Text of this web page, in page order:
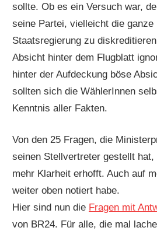
sollte. Ob es ein Versuch war,
seine Partei, vielleicht die ganze
Staatsregierung zu
Absicht hinter dem Flugblatt
hinter der Aufdeckung böse
sollten sich die WählerInnen
Kenntnis aller Fakten.
Von den 25 Fragen, die
seinen Stellvertreter gestellt
mehr Klarheit erhofft. Auch auf
weiter oben notiert habe.
Hier sind nun die Fragen mit
von BR24. Für alle, die mal